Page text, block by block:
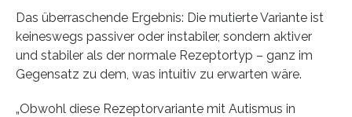
Das überraschende Ergebnis: Die mutierte Variante ist
keineswegs passiver oder instabiler, sondern aktiver
und stabiler als der normale Rezeptortyp – ganz im
Gegensatz zu dem, was intuitiv zu erwarten wäre.
„Obwohl diese Rezeptorvariante mit Autismus in